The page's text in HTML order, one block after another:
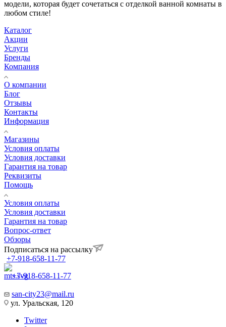
подходящий для вас способ доставки и оплаты.
помогут в подборе определенной и наиболее подходящей
модели, которая будет сочетаться с отделкой ванной комнаты в
любом стиле!
Каталог
Акции
Услуги
Бренды
Компания
О компании
Блог
Отзывы
Контакты
Информация
Магазины
Условия оплаты
Условия доставки
Гарантия на товар
Реквизиты
Помощь
Условия оплаты
Условия доставки
Гарантия на товар
Вопрос-ответ
Обзоры
+7-918-658-11-77